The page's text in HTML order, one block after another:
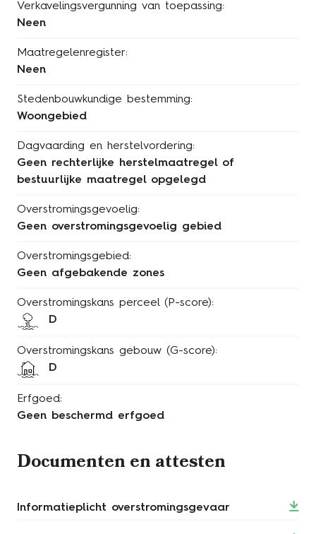
Verkavelingsvergunning van toepassing:
Neen
Maatregelenregister:
Neen
Stedenbouwkundige bestemming:
Woongebied
Dagvaarding en herstelvordering:
Geen rechterlijke herstelmaatregel of
bestuurlijke maatregel opgelegd
Overstromingsgevoelig:
Geen overstromingsgevoelig gebied
Overstromingsgebied:
Geen afgebakende zones
Overstromingskans perceel (P-score):
D
Overstromingskans gebouw (G-score):
D
Erfgoed:
Geen beschermd erfgoed
Documenten en attesten
Informatieplicht overstromingsgevaar